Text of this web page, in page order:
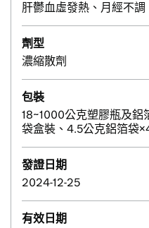
肝鬱血虛發熱、月經不調
劑型
濃縮散劑
包裝
18~1000公克塑膠瓶及
袋盒裝、4.5公克鋁箔袋
發證日期
2024-12-25
有效日期